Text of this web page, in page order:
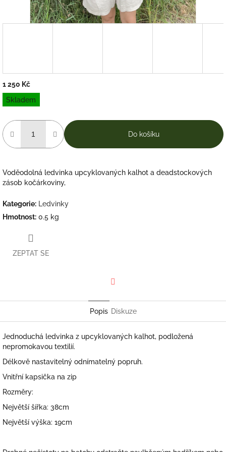
1 250 Kč
Měrná
cena:
Skladem
Do košíku
Voděodolná ledvinka upcyklovaných kalhot a deadstockových
zásob kočárkoviny,
Kategorie: Ledvinky
Hmotnost: 0.5 kg
ZEPTAT SE
Popis Diskuze
Jednoduchá ledvinka z upcyklovaných kalhot, podložená
nepromokavou textilií.
Délkově nastavitelný odnímatelný popruh.
Vnitřní kapsička na zip
Rozměry:
Největší šířka: 38cm
Největší výška: 19cm